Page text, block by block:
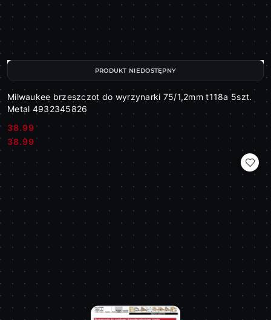
Milwaukee brzeszczot do wyrzynarki 75/1,2mm t118a 5szt.
Metal 4932345826
Cena:
38.99
Cena:
38.99
PRODUKT NIEDOSTĘPNY